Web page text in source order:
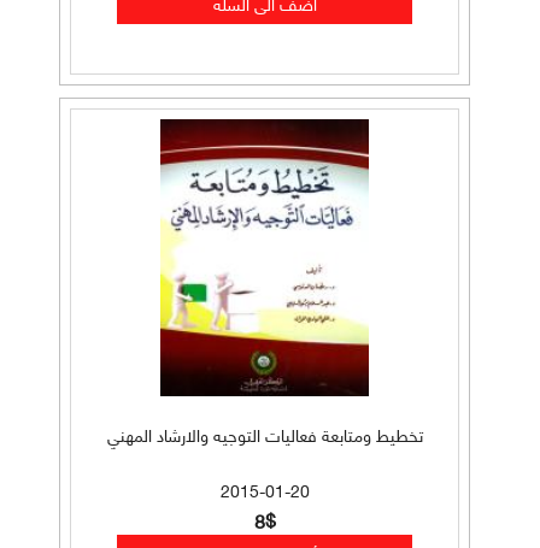
تخطيط ومتابعة فعاليات التوجيه والارشاد المهني
2015-01-20
8$